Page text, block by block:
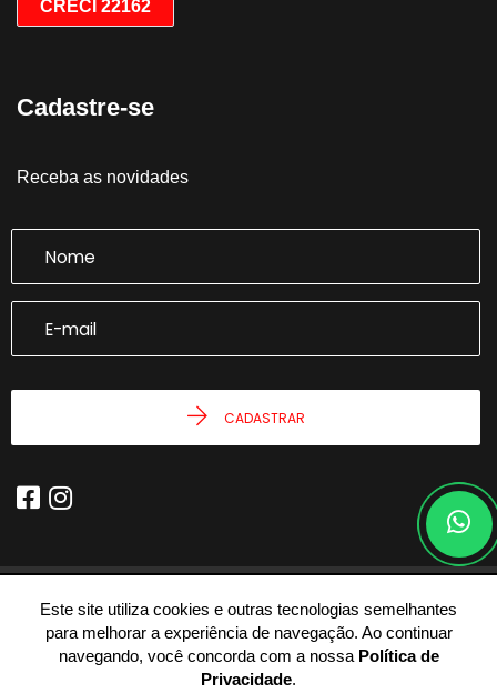
CRECI 22162
Cadastre-se
Receba as novidades
CADASTRAR
© 2026 - Joseph Castro Imóveis -59.946.943/0001-54 -Todos os
Direitos Reservados.
Este site utiliza cookies e outras tecnologias semelhantes
para melhorar a experiência de navegação. Ao continuar
navegando, você concorda com a nossa Política de
Privacidade.